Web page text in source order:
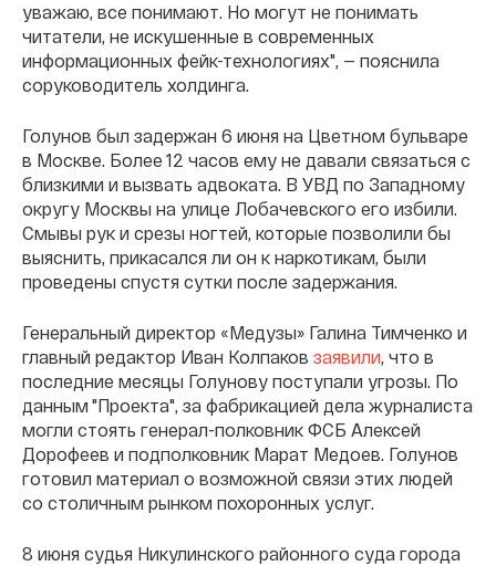
уважаю, все понимают. Но могут не понимать
читатели, не искушенные в современных
информационных фейк-технологиях", — пояснила
соруководитель холдинга.
Голунов был задержан 6 июня на Цветном бульваре
в Москве. Более 12 часов ему не давали связаться с
близкими и вызвать адвоката. В УВД по Западному
округу Москвы на улице Лобачевского его избили.
Смывы рук и срезы ногтей, которые позволили бы
выяснить, прикасался ли он к наркотикам, были
проведены спустя сутки после задержания.
Генеральный директор «Медузы» Галина Тимченко и
главный редактор Иван Колпаков заявили, что в
последние месяцы Голунову поступали угрозы. По
данным "Проекта", за фабрикацией дела журналиста
могли стоять генерал-полковник ФСБ Алексей
Дорофеев и подполковник Марат Медоев. Голунов
готовил материал о возможной связи этих людей
со столичным рынком похоронных услуг.
8 июня судья Никулинского районного суда города